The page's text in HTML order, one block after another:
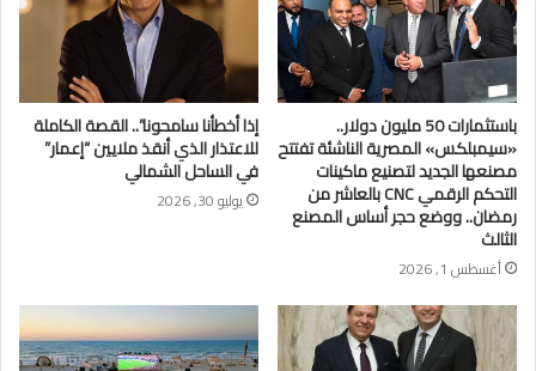
باستثمارات 50 مليون دولار..
«سيمبلكس» المصرية الناشئة تفتتح
مصنعها الجديد لتصنيع ماكينات
التحكم الرقمي CNC بالعاشر من
رمضان.. ووضع حجر أساس المصنع
الثالث
أغسطس 1, 2026
إذا أخطأنا سامحونا”.. القصة الكاملة
للاعتذار الذي أنقذ ملايين “إعمار”
في الساحل الشمالي
يوليو 30, 2026